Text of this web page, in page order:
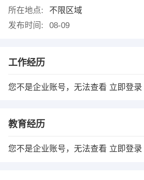
所在地点:
不限区域
发布时间:
08-09
工作经历
您不是企业账号，无法查看 立即登录
教育经历
您不是企业账号，无法查看 立即登录